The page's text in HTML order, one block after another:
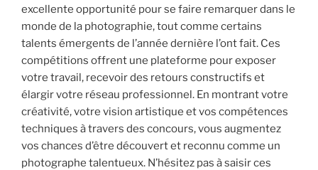
excellente opportunité pour se faire remarquer dans le
monde de la photographie, tout comme certains
talents émergents de l’année dernière l’ont fait. Ces
compétitions offrent une plateforme pour exposer
votre travail, recevoir des retours constructifs et
élargir votre réseau professionnel. En montrant votre
créativité, votre vision artistique et vos compétences
techniques à travers des concours, vous augmentez
vos chances d’être découvert et reconnu comme un
photographe talentueux. N’hésitez pas à saisir ces